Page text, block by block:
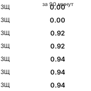
за 90 минут
ЗЩ
0.00
ЗЩ
0.00
ЗЩ
0.92
ЗЩ
0.92
ЗЩ
0.94
ЗЩ
0.94
ЗЩ
0.94